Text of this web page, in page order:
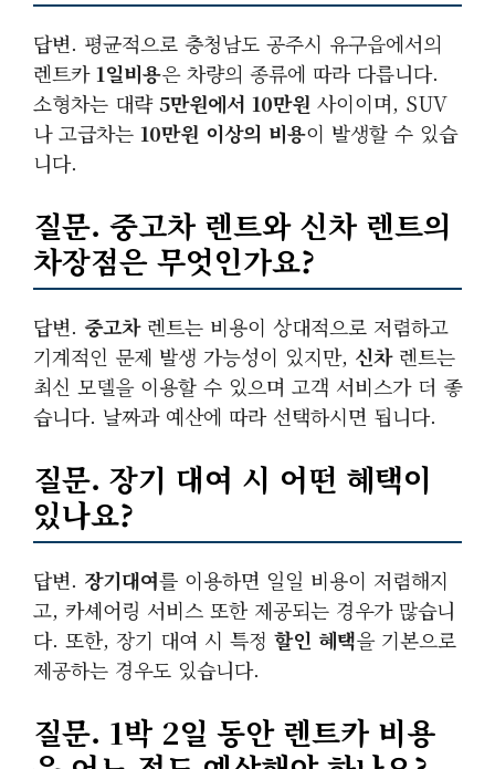
답변. 평균적으로 충청남도 공주시 유구읍에서의
렌트카1일비용은 차량의 종류에 따라 다릅니다.
소형차는 대략5만원에서 10만원 사이이며, SUV
나 고급차는 10만원 이상의 비용이 발생할 수 있습
니다.
질문. 중고차 렌트와 신차 렌트의
차장점은 무엇인가요?
답변. 중고차렌트는 비용이 상대적으로 저렴하고
기계적인 문제 발생 가능성이 있지만, 신차렌트는
최신 모델을 이용할 수 있으며 고객 서비스가 더 좋
습니다. 날짜과 예산에 따라 선택하시면 됩니다.
질문. 장기 대여 시 어떤 혜택이
있나요?
답변. 장기대여를 이용하면 일일 비용이 저렴해지
고, 카셰어링 서비스 또한 제공되는 경우가 많습니
다. 또한, 장기 대여 시 특정 할인 혜택을 기본으로
제공하는 경우도 있습니다.
질문. 1박 2일 동안 렌트카 비용